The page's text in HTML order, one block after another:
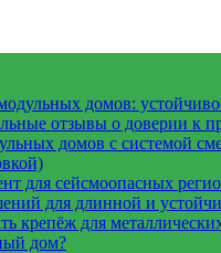
домов:
отзывы о доверии к
домов с системой
для сейсмоопасных
для длинной и
крепёж для
дом?